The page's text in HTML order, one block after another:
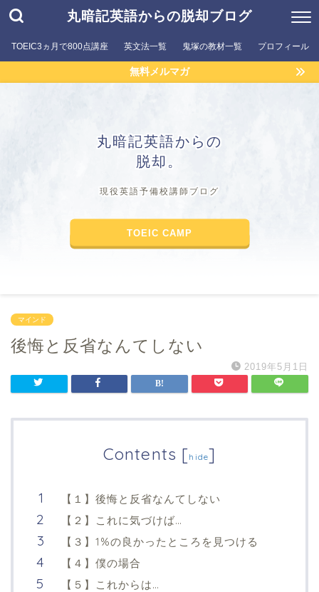
丸暗記英語からの脱却ブログ
TOEIC3ヵ月で800点講座 英文法一覧 鬼塚の教材一覧 プロフィール
無料メルマガ
丸暗記英語からの
脱却。
現役英語予備校講師ブログ
TOEIC CAMP
マインド
後悔と反省なんてしない
2019年5月1日
Contents [hide]
【１】後悔と反省なんてしない
【２】これに気づけば…
【３】1%の良かったところを見つける
【４】僕の場合
【５】これからは…